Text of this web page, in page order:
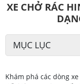
XE CHỞ RÁC
MỤC LỤC
Khám phá các dòng